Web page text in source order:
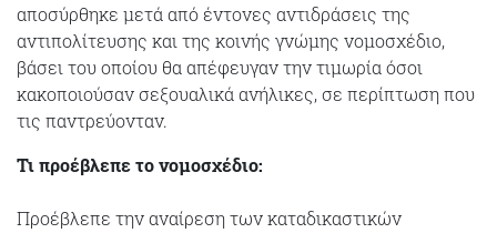
αποσύρθηκε μετά από έντονες αντιδράσεις της
αντιπολίτευσης και της κοινής γνώμης νομοσχέδιο,
βάσει του οποίου θα απέφευγαν την τιμωρία όσοι
κακοποιούσαν σεξουαλικά ανήλικες, σε περίπτωση που
τις παντρεύονταν.
Τι προέβλεπε το νομοσχέδιο:
Προέβλεπε την αναίρεση των καταδικαστικών